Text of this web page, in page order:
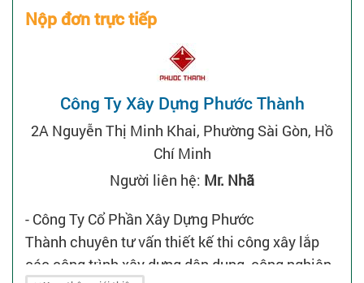
Nộp đơn trực tiếp
Công Ty Xây Dựng Phước Thành
2A Nguyễn Thị Minh Khai, Phường Sài Gòn, Hồ
Chí Minh
Người liên hệ: Mr. Nhã
- Công Ty Cổ Phần Xây Dựng Phước
Thành chuyên tư vấn thiết kế thi công xây lắp
các công trình xây dựng dân dụng, công nghiệp,